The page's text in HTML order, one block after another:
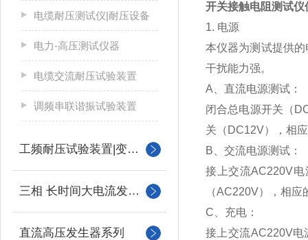
电缆耐压测试仪|耐压设备
电力-高压测试仪器
电缆交流耐压试验装置
调频串联谐振试验装置
工频耐压试验装置|变压器
三相 长时间大电流发生器
直流高压发生器系列
开关接触电阻测试仪
1. 电源
本仪器为测试提供
干扰能力强。
A、直流电源测试：
闭合总电源开关（
关（DC12V），相
B、交流电源测试：
接上交流AC220V
（AC220V），相
C、充电：
接上交流AC220V